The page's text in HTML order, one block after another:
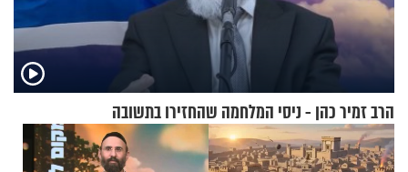
הרב זמיר כהן - ניסי המלחמה שהחזירו בתשובה